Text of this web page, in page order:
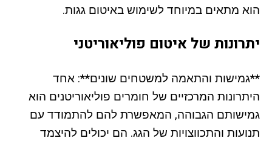
הוא מתאים במיוחד לשימוש באיטום גגות.
יתרונות של איטום פוליאוריטני
**גמישות והתאמה למשטחים שונים**: אחד
היתרונות המרכזיים של חומרים פוליאוריטנים הוא
גמישותם הגבוהה, המאפשרת להם להתמודד עם
תנועות והתכווצויות של הגג. הם יכולים להיצמד